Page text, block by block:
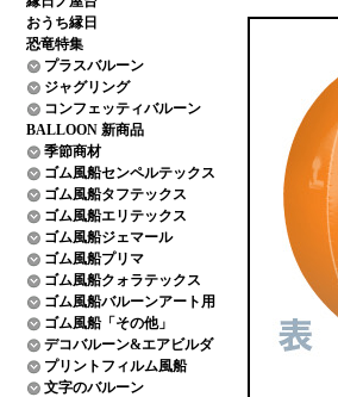
おうち縁日
恐竜特集
プラスバルーン
ジャグリング
コンフェッティバルーン
BALLOON 新商品
季節商材
ゴム風船センペルテックス
ゴム風船タフテックス
ゴム風船エリテックス
ゴム風船ジェマール
ゴム風船プリマ
ゴム風船クォラテックス
ゴム風船バルーンアート用
ゴム風船「その他」
デコバルーン&エアビルダ
プリントフィルム風船
文字のバルーン